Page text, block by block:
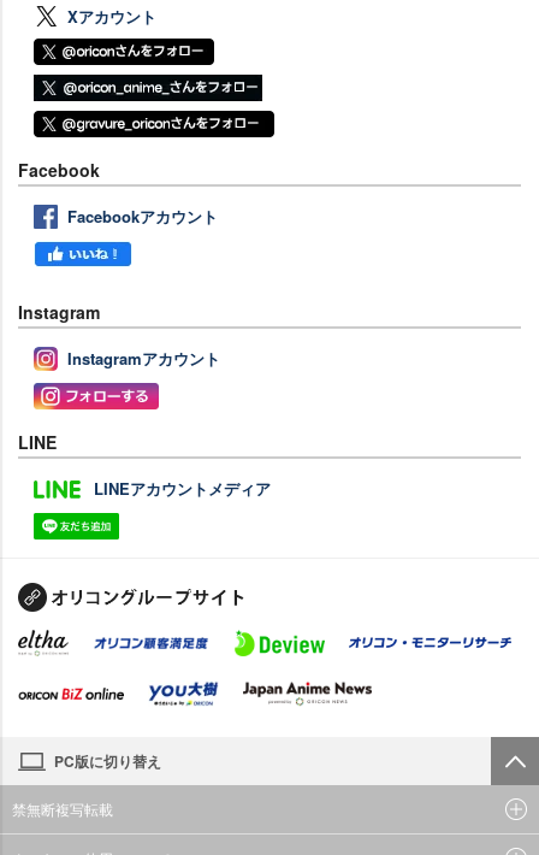
Xアカウント
Facebook
Facebookアカウント
Instagram
Instagramアカウント
LINE
LINEアカウントメディア
PC版に切り替え
禁無断複写転載